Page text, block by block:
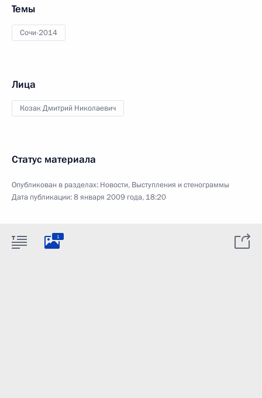
Темы
Сочи-2014
Лица
Козак Дмитрий Николаевич
Статус материала
Опубликован в разделах: Новости, Выступления и стенограммы
Дата публикации:8 января 2009 года, 18:20
1